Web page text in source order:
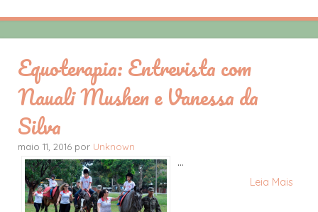
Equoterapia: Entrevista com
Nauali Mushen e Vanessa da
Silva
maio 11, 2016 por Unknown
...
Leia Mais